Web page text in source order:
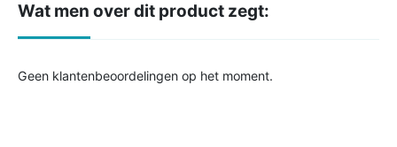
Wat men over dit product zegt:
Geen klantenbeoordelingen op het moment.